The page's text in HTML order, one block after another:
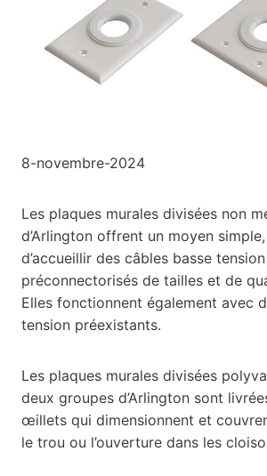
8-novembre-2024
Les plaques murales divisées non
d’Arlington offrent un moyen
d’accueillir des câbles basse tension
préconnectorisés de tailles et de
Elles fonctionnent également avec
tension préexistants.
Les plaques murales divisées
deux groupes d’Arlington sont
œillets qui dimensionnent et
le trou ou l’ouverture dans les